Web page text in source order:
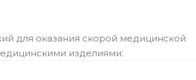
для оказания скорой медицинской
изделиями: